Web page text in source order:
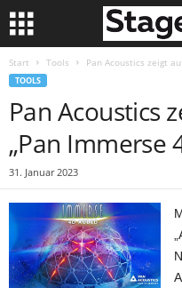
Start Tools Pan Acoustics zeigt
TOOLS
Pan Acoustics
„Pan Immerse
31. Januar 2023